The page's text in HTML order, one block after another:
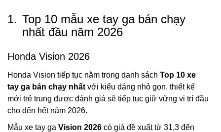
1. Top 10 mẫu xe tay ga bán chạy
nhất đầu năm 2026
Honda Vision 2026
Honda Vision tiếp tục nằm trong danh sách Top 10 xe
tay ga bán chạy nhất với kiểu dáng nhỏ gọn, thiết kế
mới trẻ trung được đánh giá sẽ tiếp tục giữ vững vị trí đầu
cho đến hết năm 2026.
Mẫu xe tay ga Vision 2026 có giá đề xuất từ 31,3 đến